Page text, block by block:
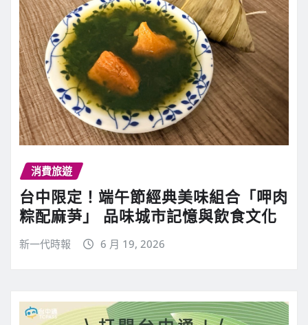
消費旅遊
台中限定！端午節經典美味組合「呷肉
粽配麻芛」 品味城市記憶與飲食文化
新一代時報 6 月 19, 2026